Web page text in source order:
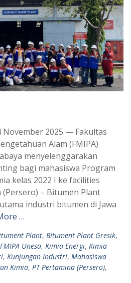
November 2025 — Fakultas
Alam (FMIPA)
menyelenggarakan
bagi mahasiswa Program
kelas 2022 I ke facilities
– Bitumen Plant
industri bitumen di Jawa
…
Plant, Bitument Plant Gresik,
FMIPA Unesa, Kimia Energi, Kimia
, Kunjungan Industri, Mahasiswa
Kimia, PT Pertamina (Persero),